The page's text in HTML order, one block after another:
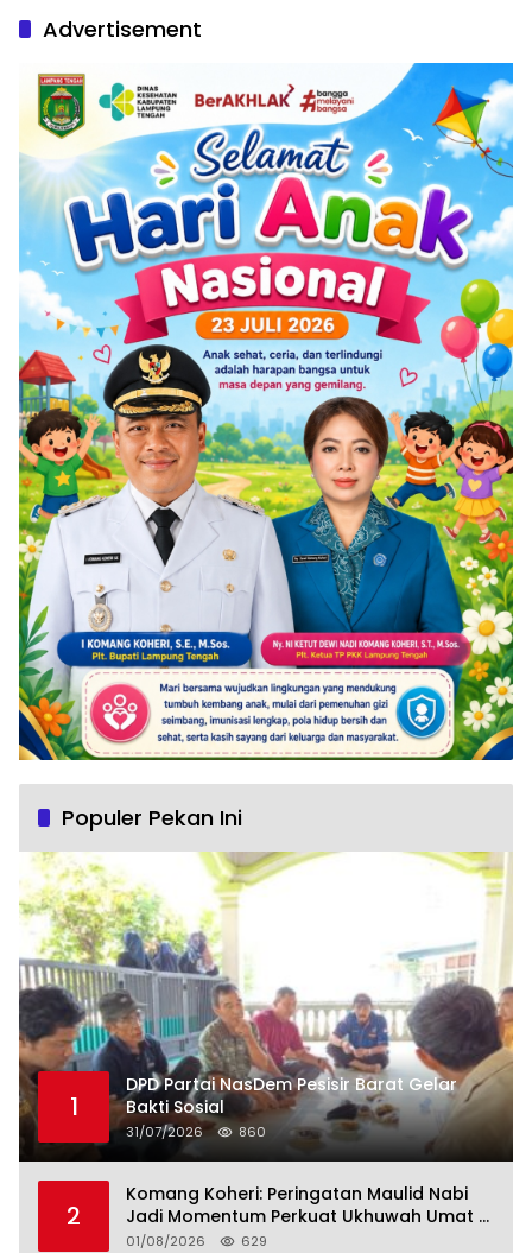
Advertisement
Populer Pekan Ini
1
DPD Partai NasDem Pesisir Barat Gelar
Bakti Sosial
31/07/2026 860
2
Komang Koheri: Peringatan Maulid Nabi
Jadi Momentum Perkuat Ukhuwah Umat di
Lampung Tengah
01/08/2026 629